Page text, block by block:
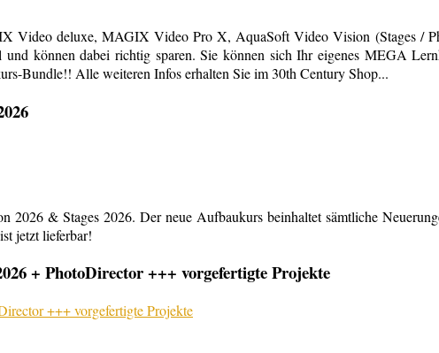
Video deluxe, MAGIX Video Pro X, AquaSoft Video Vision (Stages /
können dabei richtig sparen. Sie können sich Ihr eigenes MEGA
Bundle!! Alle weiteren Infos erhalten Sie im 30th Century Shop...
& Stages 2026. Der neue Aufbaukurs beinhaltet sämtliche
jetzt lieferbar!
+ PhotoDirector +++ vorgefertigte Projekte